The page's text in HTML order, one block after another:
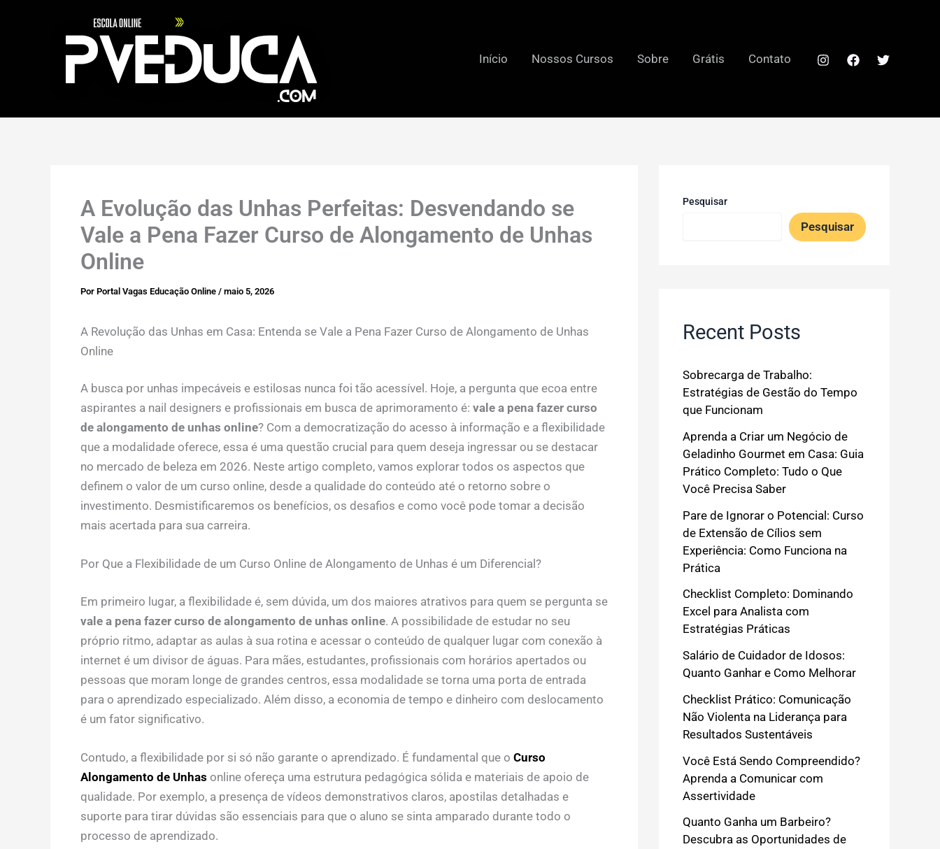
Início Nossos Cursos Sobre Grátis Contato
A Evolução das Unhas Perfeitas: Desvendando se
Vale a Pena Fazer Curso de Alongamento de Unhas
Online
Por Portal Vagas Educação Online / maio 5, 2026
A Revolução das Unhas em Casa: Entenda se Vale a Pena Fazer Curso de Alongamento de Unhas
Online
A busca por unhas impecáveis e estilosas nunca foi tão acessível. Hoje, a pergunta que ecoa entre
aspirantes a nail designers e profissionais em busca de aprimoramento é: vale a pena fazer curso
de alongamento de unhas online? Com a democratização do acesso à informação e a flexibilidade
que a modalidade oferece, essa é uma questão crucial para quem deseja ingressar ou se destacar
no mercado de beleza em 2026. Neste artigo completo, vamos explorar todos os aspectos que
definem o valor de um curso online, desde a qualidade do conteúdo até o retorno sobre o
investimento. Desmistificaremos os benefícios, os desafios e como você pode tomar a decisão
mais acertada para sua carreira.
Por Que a Flexibilidade de um Curso Online de Alongamento de Unhas é um Diferencial?
Em primeiro lugar, a flexibilidade é, sem dúvida, um dos maiores atrativos para quem se pergunta se
vale a pena fazer curso de alongamento de unhas online. A possibilidade de estudar no seu
próprio ritmo, adaptar as aulas à sua rotina e acessar o conteúdo de qualquer lugar com conexão à
internet é um divisor de águas. Para mães, estudantes, profissionais com horários apertados ou
pessoas que moram longe de grandes centros, essa modalidade se torna uma porta de entrada
para o aprendizado especializado. Além disso, a economia de tempo e dinheiro com deslocamento
é um fator significativo.
Contudo, a flexibilidade por si só não garante o aprendizado. É fundamental que o Curso
Alongamento de Unhas online ofereça uma estrutura pedagógica sólida e materiais de apoio de
qualidade. Por exemplo, a presença de vídeos demonstrativos claros, apostilas detalhadas e
suporte para tirar dúvidas são essenciais para que o aluno se sinta amparado durante todo o
processo de aprendizado.
Pesquisar
Pesquisar
Recent Posts
Sobrecarga de Trabalho:
Estratégias de Gestão do Tempo
que Funcionam
Aprenda a Criar um Negócio de
Geladinho Gourmet em Casa: Guia
Prático Completo: Tudo o Que
Você Precisa Saber
Pare de Ignorar o Potencial: Curso
de Extensão de Cílios sem
Experiência: Como Funciona na
Prática
Checklist Completo: Dominando
Excel para Analista com
Estratégias Práticas
Salário de Cuidador de Idosos:
Quanto Ganhar e Como Melhorar
Checklist Prático: Comunicação
Não Violenta na Liderança para
Resultados Sustentáveis
Você Está Sendo Compreendido?
Aprenda a Comunicar com
Assertividade
Quanto Ganha um Barbeiro?
Descubra as Oportunidades de